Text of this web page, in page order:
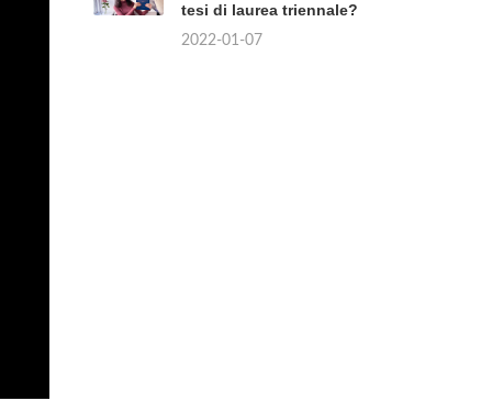
tesi di laurea triennale?
2022-01-07